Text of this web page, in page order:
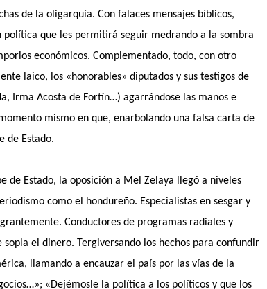
de la oligarquía. Con falaces mensajes bíblicos,
que les permitirá seguir medrando a la sombra
económicos. Complementado, todo, con otro
laico, los «honorables» diputados y sus testigos de
Irma Acosta de Fortín…) agarrándose las manos e
mismo en que, enarbolando una falsa carta de
de Estado.
de Estado, la oposición a Mel Zelaya llegó a niveles
como el hondureño. Especialistas en sesgar y
Conductores de programas radiales y
el dinero. Tergiversando los hechos para confundir
llamando a encauzar el país por las vías de la
«Dejémosle la política a los políticos y que los